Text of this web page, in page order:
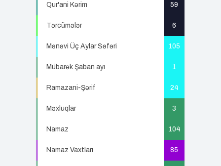
Qur'ani Kərim 59
Tərcümələr 6
Mənəvi Üç Aylar Səfəri 105
Mübarək Şaban ayı 1
Ramazani-Şərif 24
Məxluqlar 3
Namaz 104
Namaz Vaxtları 85